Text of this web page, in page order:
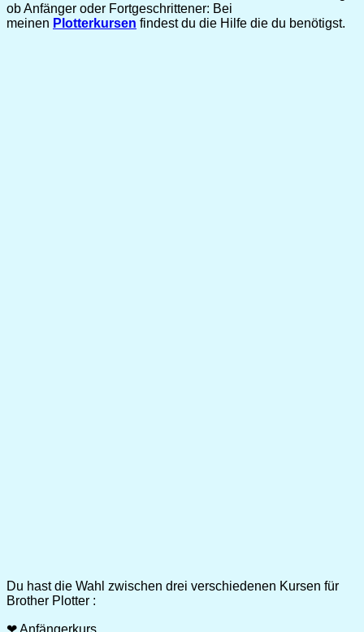
ob Anfänger oder Fortgeschrittener: Bei
meinen Plotterkursen findest du die Hilfe die du benötigst.
Du hast die Wahl zwischen drei verschiedenen Kursen für
Brother Plotter :
❤ Anfängerkurs